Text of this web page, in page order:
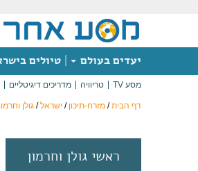
יעדים בעולם טיולים
מסע TV טריוויה מדריכים דיגיטליים
דף הבית/ מזרח-תיכון / ישראל/ גולן וחרמון
ראשי גולן וחרמון